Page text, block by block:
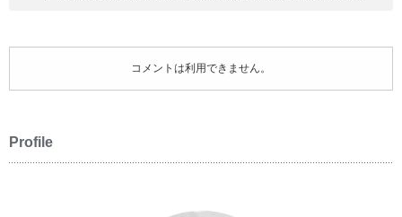
コメントは利用できません。
Profile